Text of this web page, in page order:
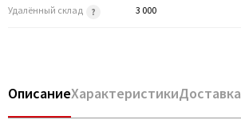
Удалённый склад 3 000
ОписаниеХарактеристикиДоставка